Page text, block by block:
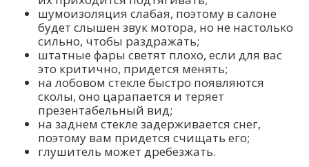
шумоизоляция слабая, поэтому в салоне
будет слышен звук мотора, но не настолько
сильно, чтобы раздражать;
штатные фары светят плохо, если для вас
это критично, придется менять;
на лобовом стекле быстро появляются
сколы, оно царапается и теряет
презентабельный вид;
на заднем стекле задерживается снег,
поэтому вам придется счищать его;
глушитель может дребезжать.